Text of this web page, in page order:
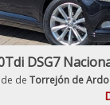
DSG7
de Torrejón de